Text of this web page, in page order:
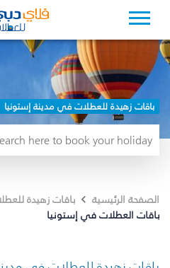
باقات زهيدة للعطلات في مدينة إستونيا
الصفحة الرئيسية باقات زهيدة
باقات العطلات في إستونيا